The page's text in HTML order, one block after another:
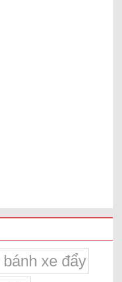
bánh xe đẩy